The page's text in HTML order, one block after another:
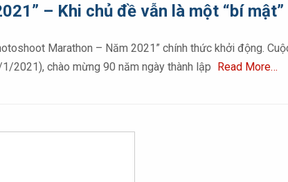
– Khi chủ đề vẫn là một “bí mật”
Marathon – Năm 2021” chính thức khởi động.
2021), chào mừng 90 năm ngày thành lập Read More…